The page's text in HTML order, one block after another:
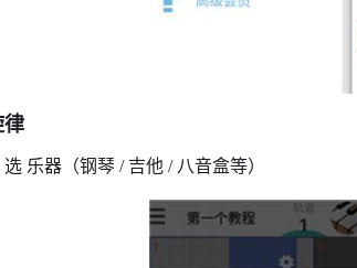
律
乐器（钢琴 / 吉他 / 八音盒等）